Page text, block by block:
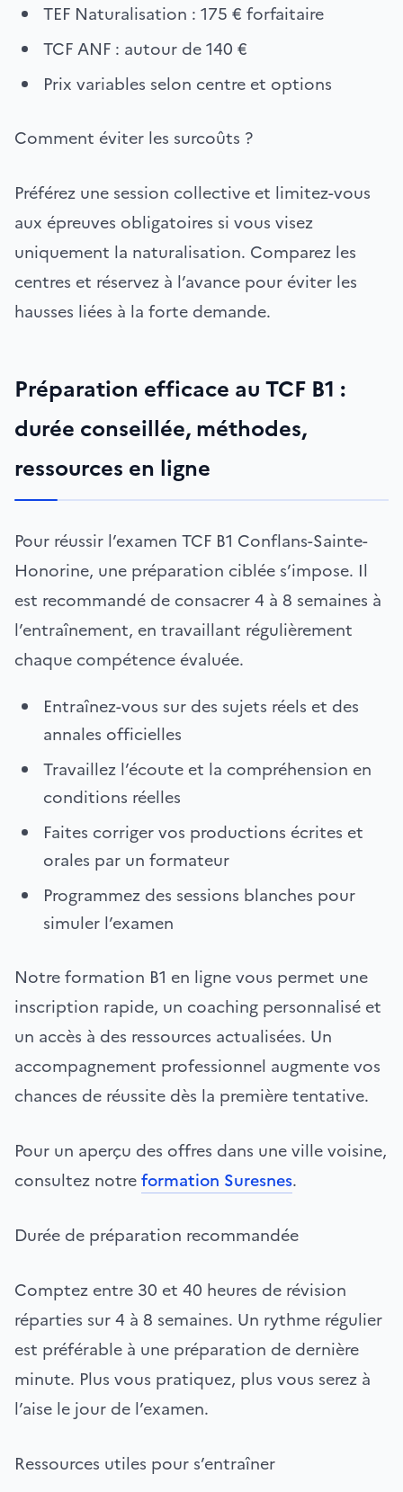
TEF Naturalisation : 175 € forfaitaire
TCF ANF : autour de 140 €
Prix variables selon centre et options
Comment éviter les surcoûts ?
Préférez une session collective et limitez-vous
aux épreuves obligatoires si vous visez
uniquement la naturalisation. Comparez les
centres et réservez à l’avance pour éviter les
hausses liées à la forte demande.
Préparation efficace au TCF B1 :
durée conseillée, méthodes,
ressources en ligne
Pour réussir l’examen TCF B1 Conflans-Sainte-
Honorine, une préparation ciblée s’impose. Il
est recommandé de consacrer 4 à 8 semaines à
l’entraînement, en travaillant régulièrement
chaque compétence évaluée.
Entraînez-vous sur des sujets réels et des
annales officielles
Travaillez l’écoute et la compréhension en
conditions réelles
Faites corriger vos productions écrites et
orales par un formateur
Programmez des sessions blanches pour
simuler l’examen
Notre formation B1 en ligne vous permet une
inscription rapide, un coaching personnalisé et
un accès à des ressources actualisées. Un
accompagnement professionnel augmente vos
chances de réussite dès la première tentative.
Pour un aperçu des offres dans une ville voisine,
consultez notreformation Suresnes.
Durée de préparation recommandée
Comptez entre 30 et 40 heures de révision
réparties sur 4 à 8 semaines. Un rythme régulier
est préférable à une préparation de dernière
minute. Plus vous pratiquez, plus vous serez à
l’aise le jour de l’examen.
Ressources utiles pour s’entraîner